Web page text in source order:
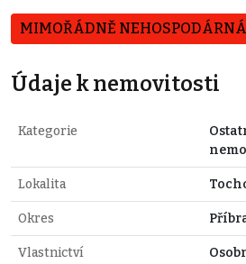
MIMOŘÁDNĚ NEHOSPODÁRNÁ
Údaje k nemovitosti
Kategorie
Lokalita
Okres
Vlastnictví